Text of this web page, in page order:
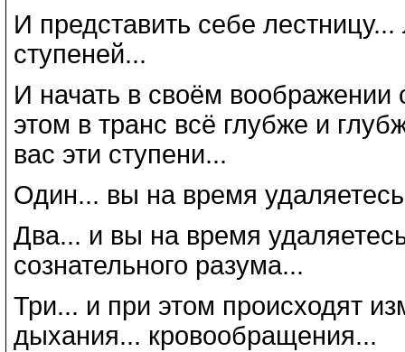
И представить себе
ступеней...
И начать в своём воображении
этом в транс всё глубже и
вас эти ступени...
Один... вы на время удаляетесь
Два... и вы на время
сознательного разума...
Три... и при этом происходят
дыхания... кровообращения...